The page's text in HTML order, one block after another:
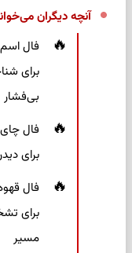
آنچه دیگران
برای
بی‌فشار
برای
برای
مسیر